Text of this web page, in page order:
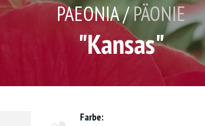
PAEONIA /PÄONIE
"Kansas"
Farbe: